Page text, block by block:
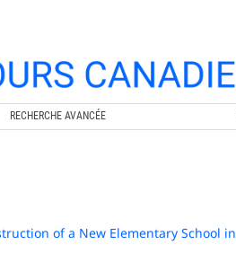
RECHERCHE AVANCÉE
of a New Elementary School in